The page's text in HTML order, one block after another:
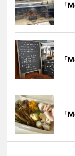
「
「
「